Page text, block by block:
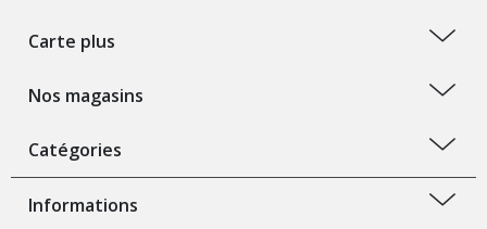
Carte plus
Nos magasins
Catégories
Informations